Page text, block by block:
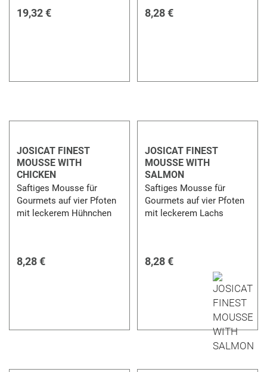
19,32 € 8,28 €
JOSICAT FINEST
MOUSSE WITH
CHICKEN
Saftiges Mousse für
Gourmets auf vier Pfoten
mit leckerem Hühnchen
8,28 €
JOSICAT FINEST
MOUSSE WITH
SALMON
Saftiges Mousse für
Gourmets auf vier Pfoten
mit leckerem Lachs
8,28 €